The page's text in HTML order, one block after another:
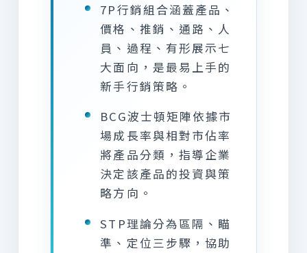
7P行銷組合涵蓋產品、
價格、推銷、通路、人
員、過程、有形展示七
大面向，是最易上手的
新手行銷策略。
BCG波士頓矩陣依據市
場成長率與相對市佔率
將產品分類，指導企業
決定該產品的投資與策
略方向。
STP理論分為區隔、瞄
準、定位三步驟，協助